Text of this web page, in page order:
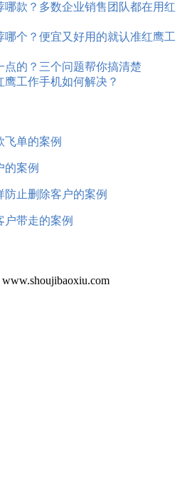
哪款？多数企业销售团队都在用红
哪个？便宜又好用的就认准红鹰工
点的？三个问题帮你搞清楚
工作手机如何解决？